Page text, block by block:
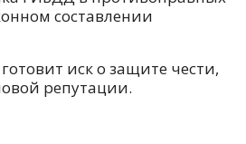
составлении
иск о защите чести,
репутации.